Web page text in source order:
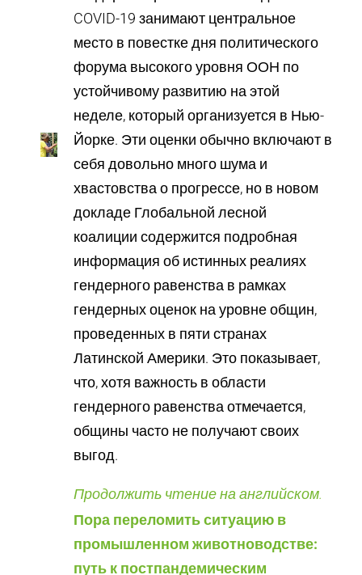
COVID-19 занимают центральное
место в повестке дня политического
форума высокого уровня ООН по
устойчивому развитию на этой
неделе, который организуется в Нью-
Йорке. Эти оценки обычно включают в
себя довольно много шума и
хвастовства о прогрессе, но в новом
докладе Глобальной лесной
коалиции содержится подробная
информация об истинных реалиях
гендерного равенства в рамках
гендерных оценок на уровне общин,
проведенных в пяти странах
Латинской Америки. Это показывает,
что, хотя важность в области
гендерного равенства отмечается,
общины часто не получают своих
выгод.
Продолжить чтение на английском.
Пора переломить ситуацию в
промышленном животноводстве:
путь к постпандемическим